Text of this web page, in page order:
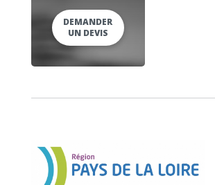
DEMANDER
UN DEVIS